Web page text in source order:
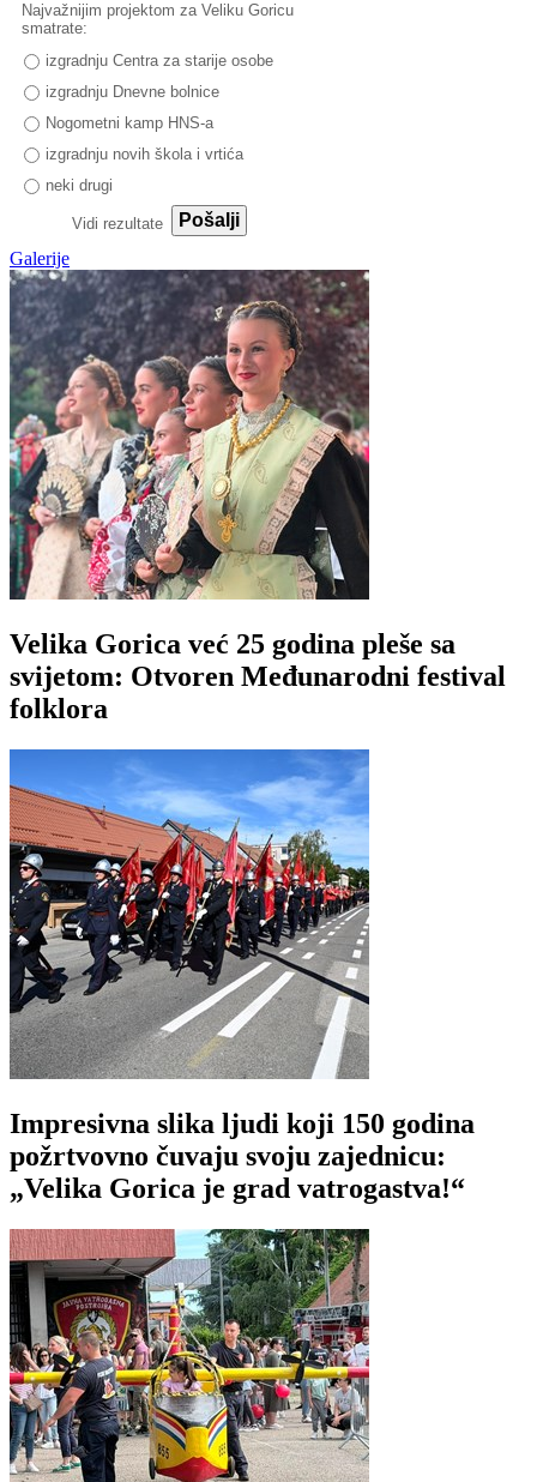
Najvažnijim projektom za Veliku Goricu
smatrate:
izgradnju Centra za starije osobe
izgradnju Dnevne bolnice
Nogometni kamp HNS-a
izgradnju novih škola i vrtića
neki drugi
Vidi rezultate
Pošalji
Galerije
Velika Gorica već 25 godina pleše sa
svijetom: Otvoren Međunarodni festival
folklora
Impresivna slika ljudi koji 150 godina
požrtvovno čuvaju svoju zajednicu:
„Velika Gorica je grad vatrogastva!“